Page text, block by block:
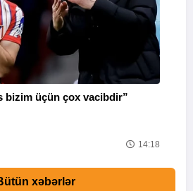
bizim üçün çox vacibdir”
14:18
xəbərlər